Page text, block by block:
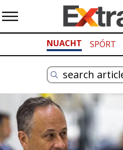
NUACHT SPÓRT